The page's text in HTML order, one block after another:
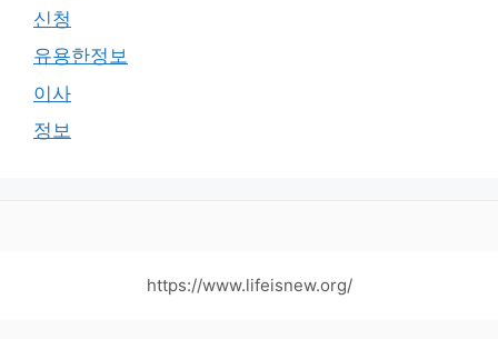
신청
유용한정보
이사
정보
https://www.lifeisnew.org/